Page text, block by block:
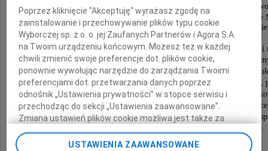
Odszedł od nas człowiek wielkiej mądrości,
dobroci i skromności, przyjaciel Studentów i Pracowników
który całe swoje życie poświęcił światu
Wybitny socjolog i filozof, specjalista w zakresie socjologii
i socjologii procesów społecznych. Żegnamy erudytę i
autora interesujących rozpraw naukowych, nie tylko
ale interdyscyplinarnych, łączących socjologię, ekonomię,
nauki o zarządzaniu i ekologię. Wyniki pracy
i dydaktycznej Profesora były zawsze
zmuszały do refleksji na temat najważniejszych zjawisk
dokonujących się w zglobalizowanym świecie.
Poprzez kliknięcie "Akceptuję" wyrażasz zgodę na
zainstalowanie i przechowywanie plików typu cookie
Wyborczej sp. z o. o. jej Zaufanych Partnerów i Agora S.A.
na Twoim urządzeniu końcowym. Możesz też w każdej
chwili zmienić swoje preferencje dot. plików cookie,
ponownie wywołując narzędzie do zarządzania Twoimi
preferencjami dot. przetwarzania danych poprzez
odnośnik „Ustawienia prywatności” w stopce serwisu i
przechodząc do sekcji „Ustawienia zaawansowane”.
Zmiana ustawień plików cookie możliwa jest także za
pomocą ustawień przeglądarki.
USTAWIENIA ZAAWANSOWANE